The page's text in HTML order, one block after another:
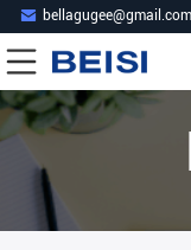
bellagugee@gmail.com